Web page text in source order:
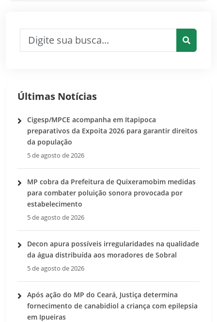
Últimas Notícias
Cigesp/MPCE acompanha em Itapipoca
preparativos da Expoita 2026 para garantir direitos
da população
5 de agosto de 2026
MP cobra da Prefeitura de Quixeramobim medidas
para combater poluição sonora provocada por
estabelecimento
5 de agosto de 2026
Decon apura possíveis irregularidades na qualidade
da água distribuída aos moradores de Sobral
5 de agosto de 2026
Após ação do MP do Ceará, Justiça determina
fornecimento de canabidiol a criança com epilepsia
em Ipueiras